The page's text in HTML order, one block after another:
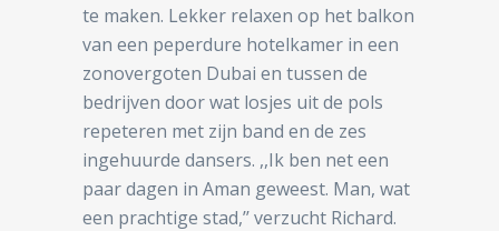
te maken. Lekker relaxen op het balkon
van een peperdure hotelkamer in een
zonovergoten Dubai en tussen de
bedrijven door wat losjes uit de pols
repeteren met zijn band en de zes
ingehuurde dansers. ,,Ik ben net een
paar dagen in Aman geweest. Man, wat
een prachtige stad,’’ verzucht Richard.